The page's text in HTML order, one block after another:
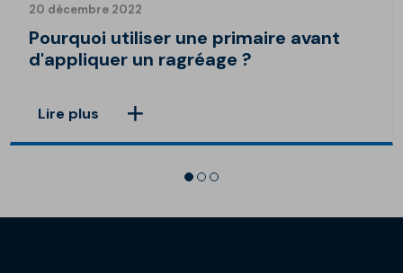
20 décembre 2022
Pourquoi utiliser une primaire avant
d'appliquer un ragréage ?
Lire plus